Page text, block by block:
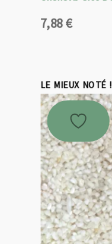
7,88€
LE MIEUX NOTÉ !